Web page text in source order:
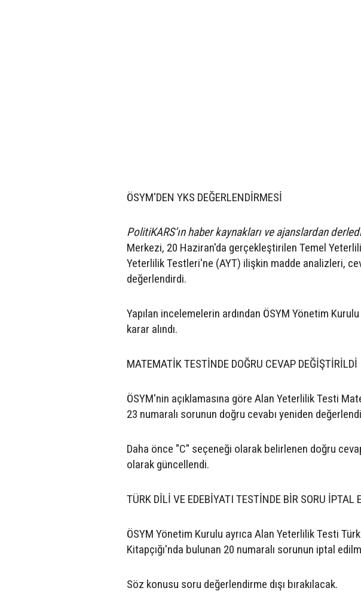
ÖSYM'DEN YKS DEĞERLENDİRMESİ
PolitiKARS’ın haber kaynakları ve ajanslardan
Merkezi, 20 Haziran'da gerçekleştirilen Temel
Yeterlilik Testleri'ne (AYT) ilişkin madde analizleri,
değerlendirdi.
Yapılan incelemelerin ardından ÖSYM Yönetim
karar alındı.
MATEMATİK TESTİNDE DOĞRU CEVAP DEĞİŞTİRİLDİ
ÖSYM'nin açıklamasına göre Alan Yeterlilik Testi
23 numaralı sorunun doğru cevabı yeniden
Daha önce "C" seçeneği olarak belirlenen doğru
olarak güncellendi.
TÜRK DİLİ VE EDEBİYATI TESTİNDE BİR SORU İPTAL
ÖSYM Yönetim Kurulu ayrıca Alan Yeterlilik Testi
Kitapçığı'nda bulunan 20 numaralı sorunun iptal
Söz konusu soru değerlendirme dışı bırakılacak.